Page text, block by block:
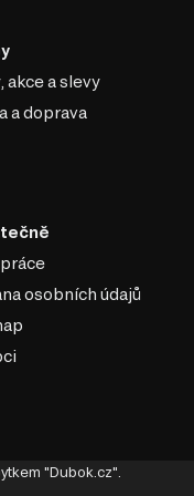
interiéru svěží a
návštěvníka.
jsou nejen
praktické. Zde jsou
čistými liniemi
akce a slevy
a doprava
osobních údajů
"Dubok.cz".